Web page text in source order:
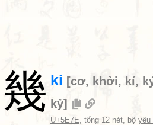
幾 ki [cơ, khởi, kí,
kỷ]
U+5E7E, tổng 12 nét, bộ yêu